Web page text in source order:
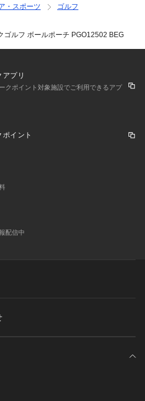
・スポーツ
ゴルフ
ゴルフ ボールポーチ PGO12502 BEG
プリ
クポイント対象施設でご利用できるアプ
イント
配信中